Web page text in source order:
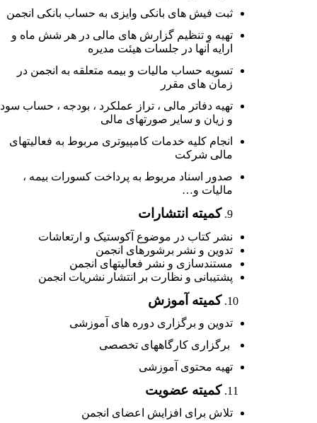
ثبت فیش های بانکی وایزی به حساب بانکی انجمن
تهیه و تنظیم گزارش های مالی در هر شش ماه و
ارایه آنها در جلسات هیئت مدیره
تسویه حساب مالیات و بیمه متعلقه به انجمن در
زمان های مقرر
تهیه دفاتر مالی ، تراز عملکرد ، بودجه ، حساب سود
و زیان و سایر صورتهای مالی
انجام کلیه خدمات کامپیوتری مربوط به فعالیتهای
مالی شرکت
صدور اسناد مربوط به پرداخت کسورات بیمه ،
مالیات و …
کمیته انتشارات
نشر کتاب در موضوع آکوستیک و ارتعاشات
تدوین و نشر برشورهای انجمن
مستندسازی و نشر فعالیتهای انجمن
پشتیبانی و نظارت بر انتشار نشریات انجمن
کمیته آموزش
تدوین و برگزاری دوره های آموزشی
برگزاری کارگاههای تخصصی
تهیه محتوی آموزشی
کمیته عضویت
تلاش برای افزایش اعضای انجمن